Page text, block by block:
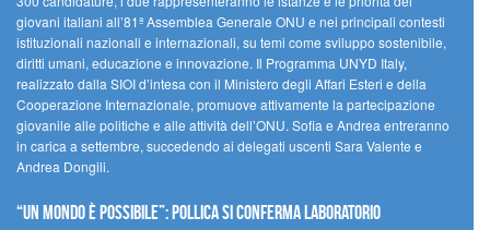
giovani italiani all’81ª Assemblea Generale ONU e nei principali contesti
istituzionali nazionali e internazionali, su temi come sviluppo sostenibile,
diritti umani, educazione e innovazione. Il Programma UNYD Italy,
realizzato dalla SIOI d’intesa con il Ministero degli Affari Esteri e della
Cooperazione Internazionale, promuove attivamente la partecipazione
giovanile alle politiche e alle attività dell’ONU. Sofia e Andrea entreranno
in carica a settembre, succedendo ai delegati uscenti Sara Valente e
Andrea Dongili.
“UN MONDO È POSSIBILE”: POLLICA SI CONFERMA LABORATORIO